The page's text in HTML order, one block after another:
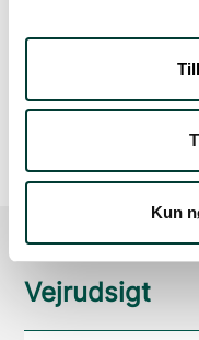
Kun
Vejrudsigt